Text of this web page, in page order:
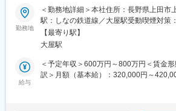
■当社の魅力：
◎メリハリをつけて仕事ができる環境◎
有給取得率85％、フレックスタイム制導
わせてメリハリをつけて柔軟に働くこと
実際に現社員の方も16:00や17:00に退勤
た働き方を実現しておりプライベートを
◆業務内容
・新規・既存製品の各種製品安全規格対
証申請をする業務
・製品安全規格認証製品の維持・更新管
・製品安全規格改定や法規制動向の情報
・社内向け製品安全教育対応業務
・設計共通設備、測定機の管理、運用業
勤務地
＜勤務地詳細＞本社住所：長野県上田市
駅：しなの鉄道線／大屋駅受動喫煙対策
【最寄り駅】
大屋駅
給与
＜予定年収＞600万円～800万円＜賃金
訳＞月額（基本給）：320,000円～